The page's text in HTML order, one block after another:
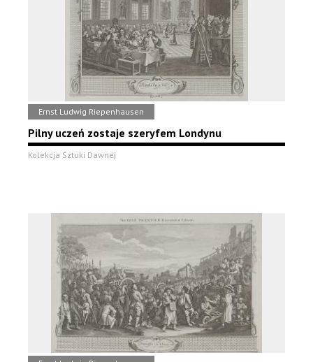
Ernst Ludwig Riepenhausen
Pilny uczeń zostaje szeryfem Londynu
Kolekcja Sztuki Dawnej